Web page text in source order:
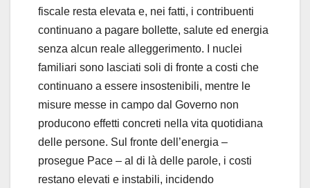
fiscale resta elevata e, nei fatti, i contribuenti
continuano a pagare bollette, salute ed energia
senza alcun reale alleggerimento. I nuclei
familiari sono lasciati soli di fronte a costi che
continuano a essere insostenibili, mentre le
misure messe in campo dal Governo non
producono effetti concreti nella vita quotidiana
delle persone. Sul fronte dell’energia –
prosegue Pace – al di là delle parole, i costi
restano elevati e instabili, incidendo